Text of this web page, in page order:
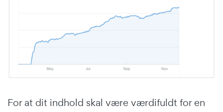
For at dit indhold skal være værdifuldt for en